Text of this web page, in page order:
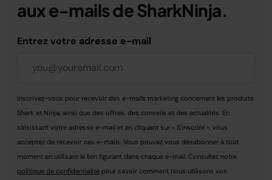
aux e-mails de SharkNinja.
Entrez votre adresse e-mail
Inscrivez-vous pour recevoir des e-mails marketing concernant les produits
Shark et Ninja, ainsi que des offres, des conseils et des actualités. En
saisissant votre adresse e-mail et en cliquant sur « S'inscrire », vous
acceptez de recevoir ces e-mails. Vous pouvez vous désabonner à tout
moment en utilisant le lien figurant dans chaque e-mail. Consultez notre
politique de confidentialité pour savoir comment nous utilisons vos